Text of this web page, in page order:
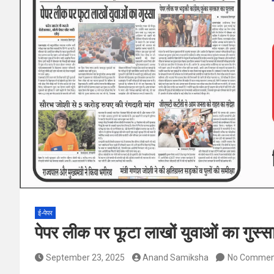
ई-पेपर
पेपर लीक पर फूटा लाखों युवाओं का
September 23, 2025 Anand Samiksha No